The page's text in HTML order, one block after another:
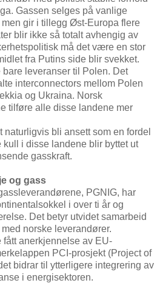
Gassen selges på vanlige
gir i tillegg Øst-Europa flere
blir ikke så totalt avhengig av
må det være en stor
fra Putins side blir svekket.
leveranser til Polen. Det
interconnectors mellom Polen
og Ukraina. Norsk
tilføre alle disse landene mer
bli ansett som en fordel
kull i disse landene blir byttet ut
gasskraft.
og gass
PGNIG, har
i over ti år og
Det betyr utvidet samarbeid
norske leverandører.
anerkjennelse av EU-
PCI-prosjekt (Project of
bidrar til ytterligere integrering av
i energisektoren.